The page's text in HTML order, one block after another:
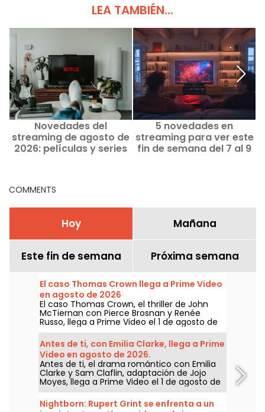
LEA TAMBIÉN...
Novedades del
streaming de agosto de
2026: películas y series
5 novedades en
streaming para ver este
fin de semana del 7 al 9
COMMENTS
Hoy Mañana
Este fin de semana Próxima semana
El caso Thomas Crown llega a Prime Video
en agosto de 2026
El caso Thomas Crown, el thriller de John
McTiernan con Pierce Brosnan y Renée
Russo, llega a Prime Video el 1 de agosto de
2026.
Antes de ti, con Emilia Clarke, llega a Prime
Video en agosto de 2026.
Antes de ti, el drama romántico con Emilia
Clarke y Sam Claflin, adaptación de Jojo
Moyes, llega a Prime Video el 1 de agosto de
2026.
Nightborn: Rupert Grint se enfrenta a un